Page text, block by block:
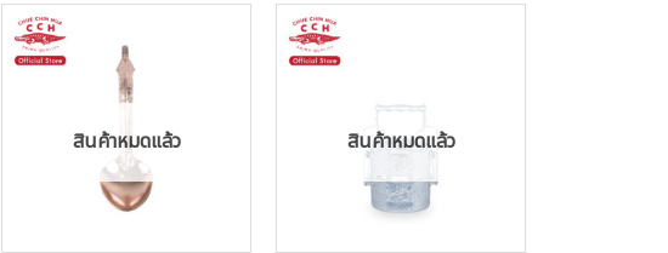
สินค้าหมดแล้ว สินค้าหมดแล้ว